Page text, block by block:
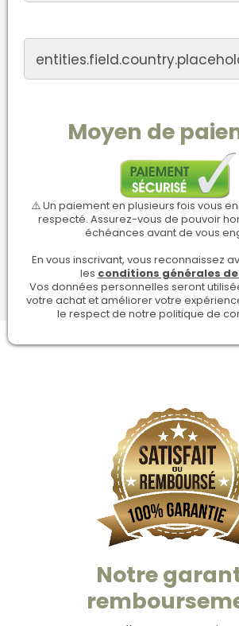
Moyen de
⚠️ Un paiement en plusieurs fois vous
respecté. Assurez-vous de pouvoir
échéances avant de vous
En vous inscrivant, vous reconnaissez
les conditions générales
Vos données personnelles seront
votre achat et améliorer votre
le respect de notre politique de
Notre